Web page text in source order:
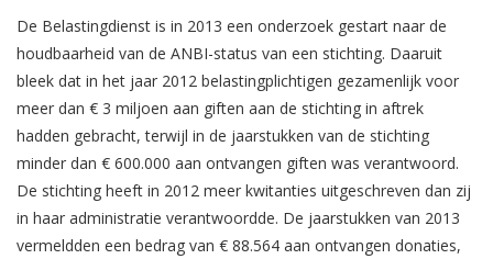
De Belastingdienst is in 2013 een onderzoek gestart naar de
houdbaarheid van de ANBI-status van een stichting. Daaruit
bleek dat in het jaar 2012 belastingplichtigen gezamenlijk voor
meer dan € 3 miljoen aan giften aan de stichting in aftrek
hadden gebracht, terwijl in de jaarstukken van de stichting
minder dan € 600.000 aan ontvangen giften was verantwoord.
De stichting heeft in 2012 meer kwitanties uitgeschreven dan zij
in haar administratie verantwoordde. De jaarstukken van 2013
vermeldden een bedrag van € 88.564 aan ontvangen donaties,